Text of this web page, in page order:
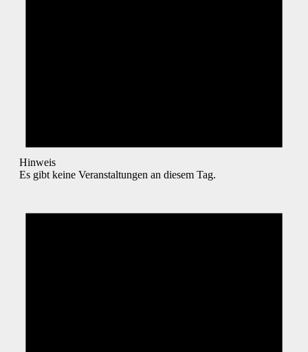
Hinweis
Es gibt keine Veranstaltungen an diesem Tag.